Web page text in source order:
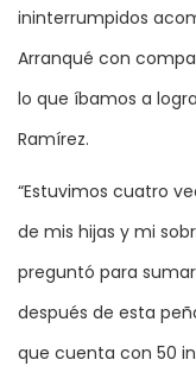
ininterrumpidos
Arranqué con
lo que íbamos a
Ramírez.
“Estuvimos cuatro
de mis hijas y mi
preguntó para
después de esta
que cuenta con 50